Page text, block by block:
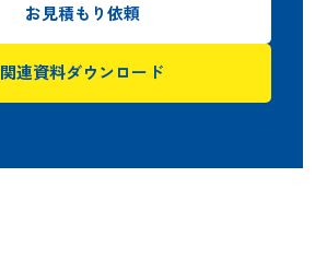
お見積もり依頼
関連資料ダウンロード